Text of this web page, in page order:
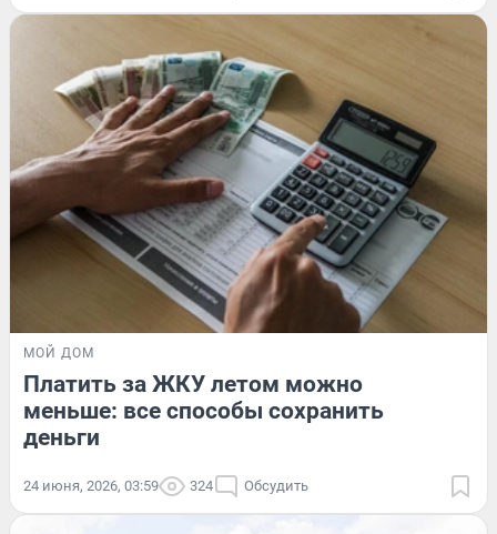
МОЙ ДОМ
Платить за ЖКУ летом можно
меньше: все способы сохранить
деньги
24 июня, 2026, 03:59 324 Обсудить